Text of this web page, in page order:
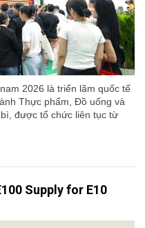
2026 là triển lãm quốc tế
Thực phẩm, Đồ uống và
được tổ chức liên tục từ
Supply for E10